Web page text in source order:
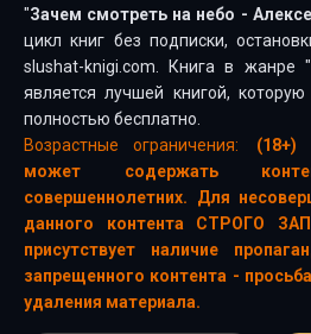
"Зачем смотреть на небо -
цикл книг без подписки,
slushat-knigi.com. Книга в жанре "
является лучшей книгой,
полностью бесплатно.
Возрастные ограничения:
(18+)
может содержать
совершеннолетних. Для
данного контента СТРОГО
присутствует наличие
запрещенного контента -
удаления материала.